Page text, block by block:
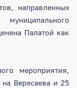
направленных
Палатой как
мероприятия,
Вересаева и 25